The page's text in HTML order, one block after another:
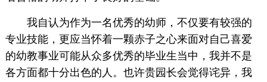
我自认为作为一名优秀的幼师，不仅要有较强的
专业技能，更应当怀着一颗赤子之心来面对自己喜爱
的幼教事业可能从众多优秀的毕业生当中，我并不是
各方面都十分出色的人。也许贵园长会觉得诧异，我